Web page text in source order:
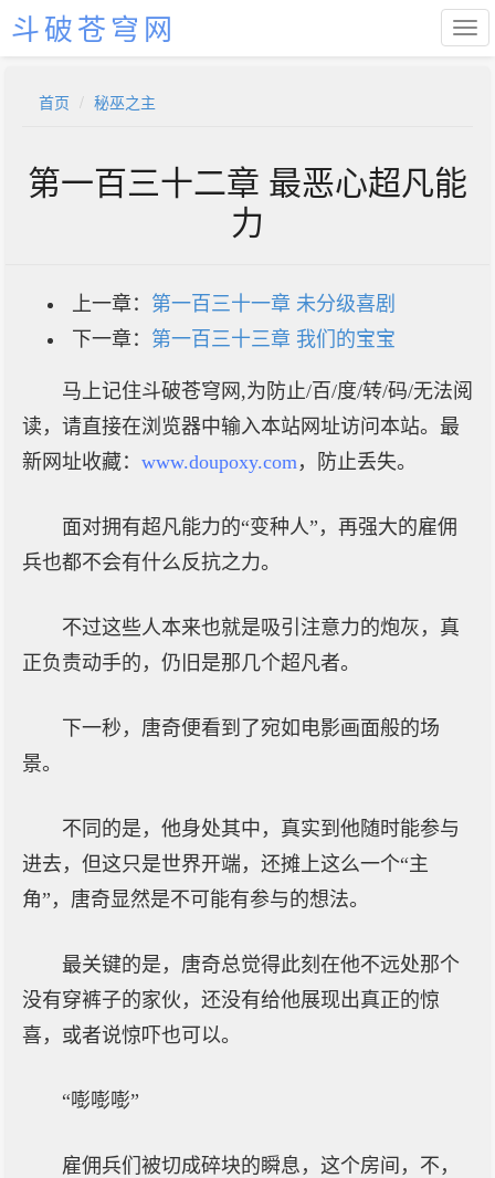
斗破苍穹网
首页 秘巫之主
第一百三十二章 最恶心超凡能
力
上一章： 第一百三十一章 未分级喜剧
下一章： 第一百三十三章 我们的宝宝
马上记住斗破苍穹网,为防止/百/度/转/码/无法阅
读，请直接在浏览器中输入本站网址访问本站。最
新网址收藏： www.doupoxy.com，防止丢失。
面对拥有超凡能力的“变种人”，再强大的雇佣
兵也都不会有什么反抗之力。
不过这些人本来也就是吸引注意力的炮灰，真
正负责动手的，仍旧是那几个超凡者。
下一秒，唐奇便看到了宛如电影画面般的场
景。
不同的是，他身处其中，真实到他随时能参与
进去，但这只是世界开端，还摊上这么一个“主
角”，唐奇显然是不可能有参与的想法。
最关键的是，唐奇总觉得此刻在他不远处那个
没有穿裤子的家伙，还没有给他展现出真正的惊
喜，或者说惊吓也可以。
“嘭嘭嘭”
雇佣兵们被切成碎块的瞬息，这个房间，不，